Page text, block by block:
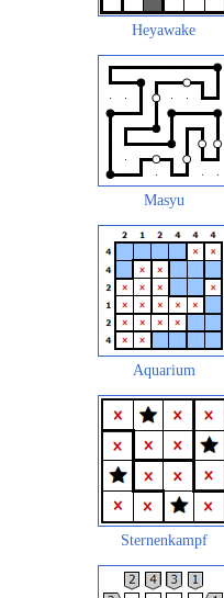
Heyawake
Masyu
Aquarium
Sternenkampf